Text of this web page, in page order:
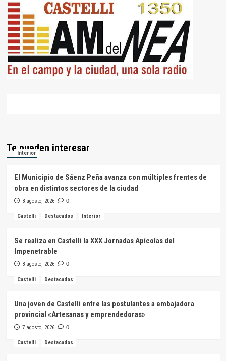
Te pueden interesar
Interior
El Municipio de Sáenz Peña avanza con múltiples frentes de
obra en distintos sectores de la ciudad
8 agosto, 2026 0
Castelli Destacados Interior
Se realiza en Castelli la XXX Jornadas Apícolas del
Impenetrable
8 agosto, 2026 0
Castelli Destacados
Una joven de Castelli entre las postulantes a embajadora
provincial «Artesanas y emprendedoras»
7 agosto, 2026 0
Castelli Destacados